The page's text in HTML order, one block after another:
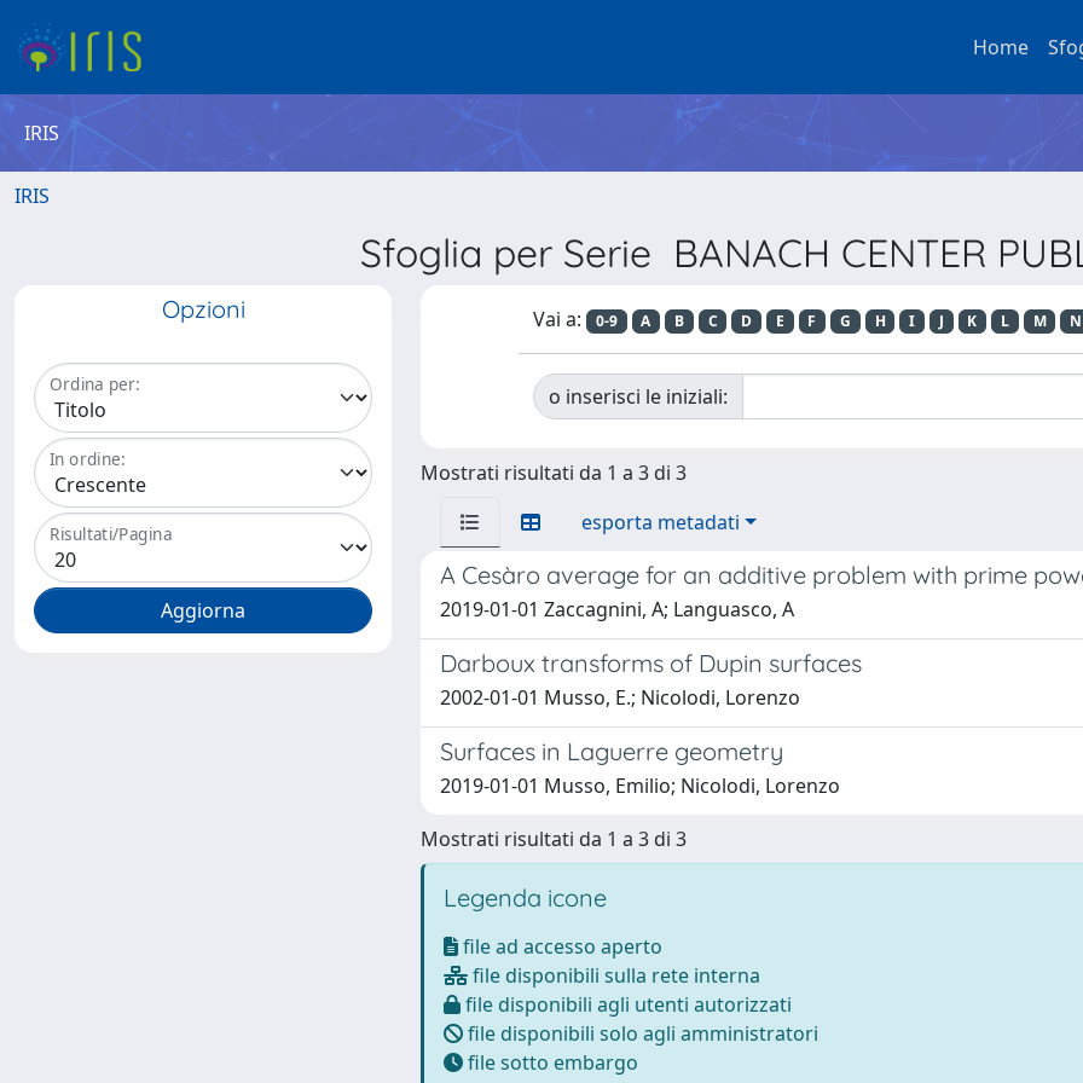
Home
IRIS
IRIS
Sfoglia per Serie BANACH CENTER
Opzioni
Ordina per:
In ordine:
Risultati/Pagina
Vai a: 0-9 A B C D E F G H I J K L M N
o inserisci le iniziali:
Mostrati risultati da 1 a 3 di 3
esporta metadati
A Cesàro average for an additive problem with prime
2019-01-01 Zaccagnini, A; Languasco, A
Darboux transforms of Dupin surfaces
2002-01-01 Musso, E.; Nicolodi, Lorenzo
Surfaces in Laguerre geometry
2019-01-01 Musso, Emilio; Nicolodi, Lorenzo
Mostrati risultati da 1 a 3 di 3
Legenda icone
file ad accesso aperto
file disponibili sulla rete interna
file disponibili agli utenti autorizzati
file disponibili solo agli amministratori
file sotto embargo